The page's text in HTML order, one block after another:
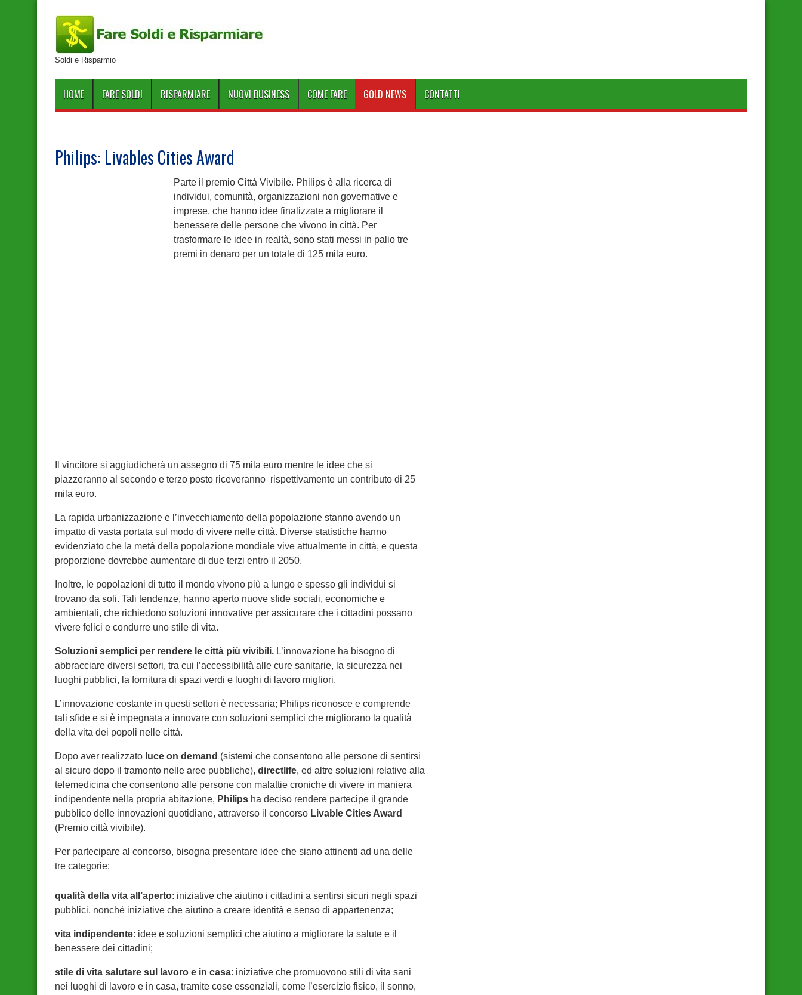
Soldi e Risparmio
HOME FARE SOLDI RISPARMIARE NUOVI BUSINESS COME FARE GOLD NEWS CONTATTI
Philips: Livables Cities Award
Parte il premio Città Vivibile. Philips è alla ricerca di
individui, comunità, organizzazioni non governative e
imprese, che hanno idee finalizzate a migliorare il
benessere delle persone che vivono in città. Per
trasformare le idee in realtà, sono stati messi in palio tre
premi in denaro per un totale di 125 mila euro.
Il vincitore si aggiudicherà un assegno di 75 mila euro mentre le idee che si
piazzeranno al secondo e terzo posto riceveranno rispettivamente un contributo di 25
mila euro.
La rapida urbanizzazione e l’invecchiamento della popolazione stanno avendo un
impatto di vasta portata sul modo di vivere nelle città. Diverse statistiche hanno
evidenziato che la metà della popolazione mondiale vive attualmente in città, e questa
proporzione dovrebbe aumentare di due terzi entro il 2050.
Inoltre, le popolazioni di tutto il mondo vivono più a lungo e spesso gli individui si
trovano da soli. Tali tendenze, hanno aperto nuove sfide sociali, economiche e
ambientali, che richiedono soluzioni innovative per assicurare che i cittadini possano
vivere felici e condurre uno stile di vita.
Soluzioni semplici per rendere le città più vivibili. L’innovazione ha bisogno di
abbracciare diversi settori, tra cui l’accessibilità alle cure sanitarie, la sicurezza nei
luoghi pubblici, la fornitura di spazi verdi e luoghi di lavoro migliori.
L’innovazione costante in questi settori è necessaria; Philips riconosce e comprende
tali sfide e si è impegnata a innovare con soluzioni semplici che migliorano la qualità
della vita dei popoli nelle città.
Dopo aver realizzato luce on demand (sistemi che consentono alle persone di sentirsi
al sicuro dopo il tramonto nelle aree pubbliche), directlife, ed altre soluzioni relative alla
telemedicina che consentono alle persone con malattie croniche di vivere in maniera
indipendente nella propria abitazione, Philips ha deciso rendere partecipe il grande
pubblico delle innovazioni quotidiane, attraverso il concorso Livable Cities Award
(Premio città vivibile).
Per partecipare al concorso, bisogna presentare idee che siano attinenti ad una delle
tre categorie:
qualità della vita all’aperto: iniziative che aiutino i cittadini a sentirsi sicuri negli spazi
pubblici, nonché iniziative che aiutino a creare identità e senso di appartenenza;
vita indipendente: idee e soluzioni semplici che aiutino a migliorare la salute e il
benessere dei cittadini;
stile di vita salutare sul lavoro e in casa: iniziative che promuovono stili di vita sani
nei luoghi di lavoro e in casa, tramite cose essenziali, come l’esercizio fisico, il sonno,